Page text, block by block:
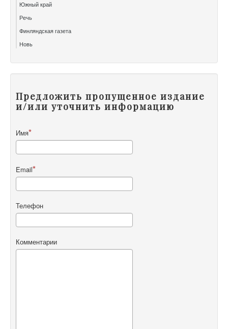
Южный край
Речь
Финляндская газета
Новь
Предложить пропущенное издание
и/или уточнить информацию
Имя
Email
Телефон
Комментарии